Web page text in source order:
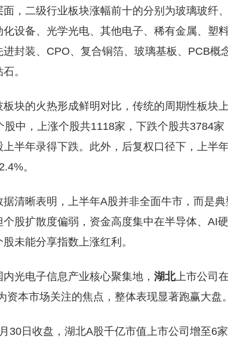
面，二级行业板块涨幅前十的分别为玻璃玻纤
化设备、光学光电、其他电子、稀有金属、塑
进封装、CPO、复合铜箔、玻璃基板、PCB概
。
板块的火热形成鲜明对比，传统的周期性板块
股中，上涨个股共1118家，下跌个股共3784家
上半年录得下跌。此外，后复权口径下，上半
。
据清晰表明，上半年A股并非全面牛市，而是
个股扩散度偏弱，资金高度集中在半导体、AI
未能分享指数上涨红利。
内光电子信息产业核心聚集地， 湖北上市公司
资本市场关注的焦点，整体表现显著跑赢大盘。
30日收盘，湖北A股千亿市值上市公司增至6